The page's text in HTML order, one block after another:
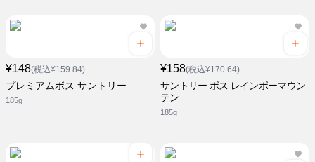
¥148(税込¥159.84)
プレミアムボス サントリー
185g
¥158(税込¥170.64)
サントリー ボス レインボーマウン
テン
185g